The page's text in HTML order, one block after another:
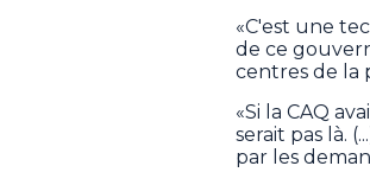
«C'est une
de ce
centres de la
«Si la CAQ
serait pas là.
par les